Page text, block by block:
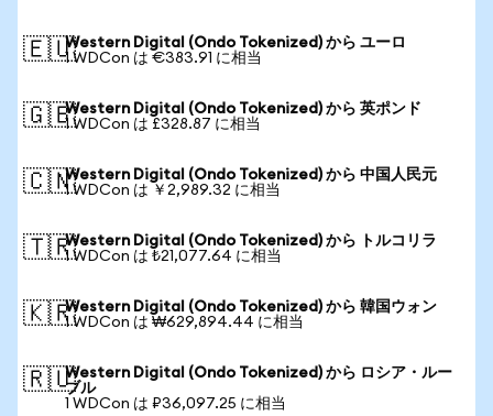
🇪🇺Western Digital (Ondo Tokenized) から ユーロ
1 WDCon は €383.91 に相当
🇬🇧Western Digital (Ondo Tokenized) から 英ポンド
1 WDCon は £328.87 に相当
🇨🇳Western Digital (Ondo Tokenized) から 中国人民元
1 WDCon は ￥2,989.32 に相当
🇹🇷Western Digital (Ondo Tokenized) から トルコリラ
1 WDCon は ₺21,077.64 に相当
🇰🇷Western Digital (Ondo Tokenized) から 韓国ウォン
1 WDCon は ₩629,894.44 に相当
🇷🇺Western Digital (Ondo Tokenized) から ロシア・ルー
ブル
1 WDCon は ₽36,097.25 に相当